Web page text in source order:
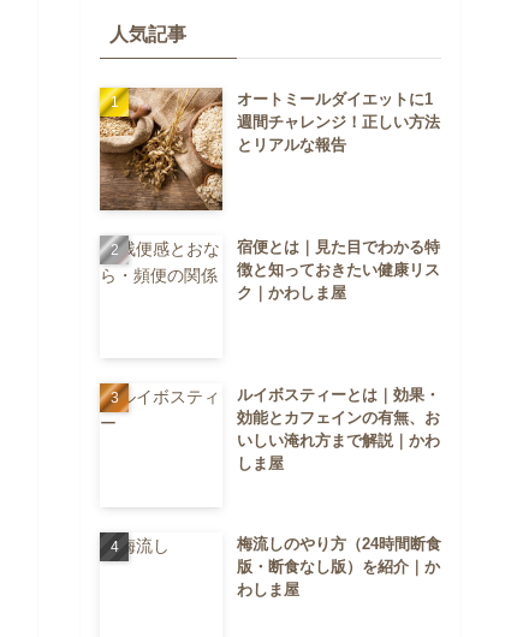
人気記事
オートミールダイエットに1
週間チャレンジ！正しい方法
とリアルな報告
宿便とは｜見た目でわかる特
徴と知っておきたい健康リス
ク｜かわしま屋
ルイボスティーとは｜効果・
効能とカフェインの有無、お
いしい淹れ方まで解説｜かわ
しま屋
梅流しのやり方（24時間断食
版・断食なし版）を紹介｜か
わしま屋